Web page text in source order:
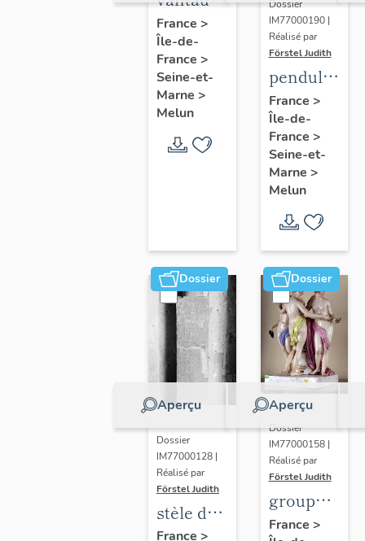
du
portail
central
France >
Île-de-
France >
Seine-et-
Marne >
Melun
Dossier
IM77000190 |
Réalisé par
Förstel Judith
pendule
et paire
de
chandeliers
assortis
France >
Île-de-
France >
Seine-et-
Marne >
Melun
Dossier
Aperçu
Dossier
IM77000128 |
Réalisé par
Förstel Judith
stèle de
Marguerite
France >
Dossier
Aperçu
Dossier
IM77000158 |
Réalisé par
Förstel Judith
groupe
des
France >